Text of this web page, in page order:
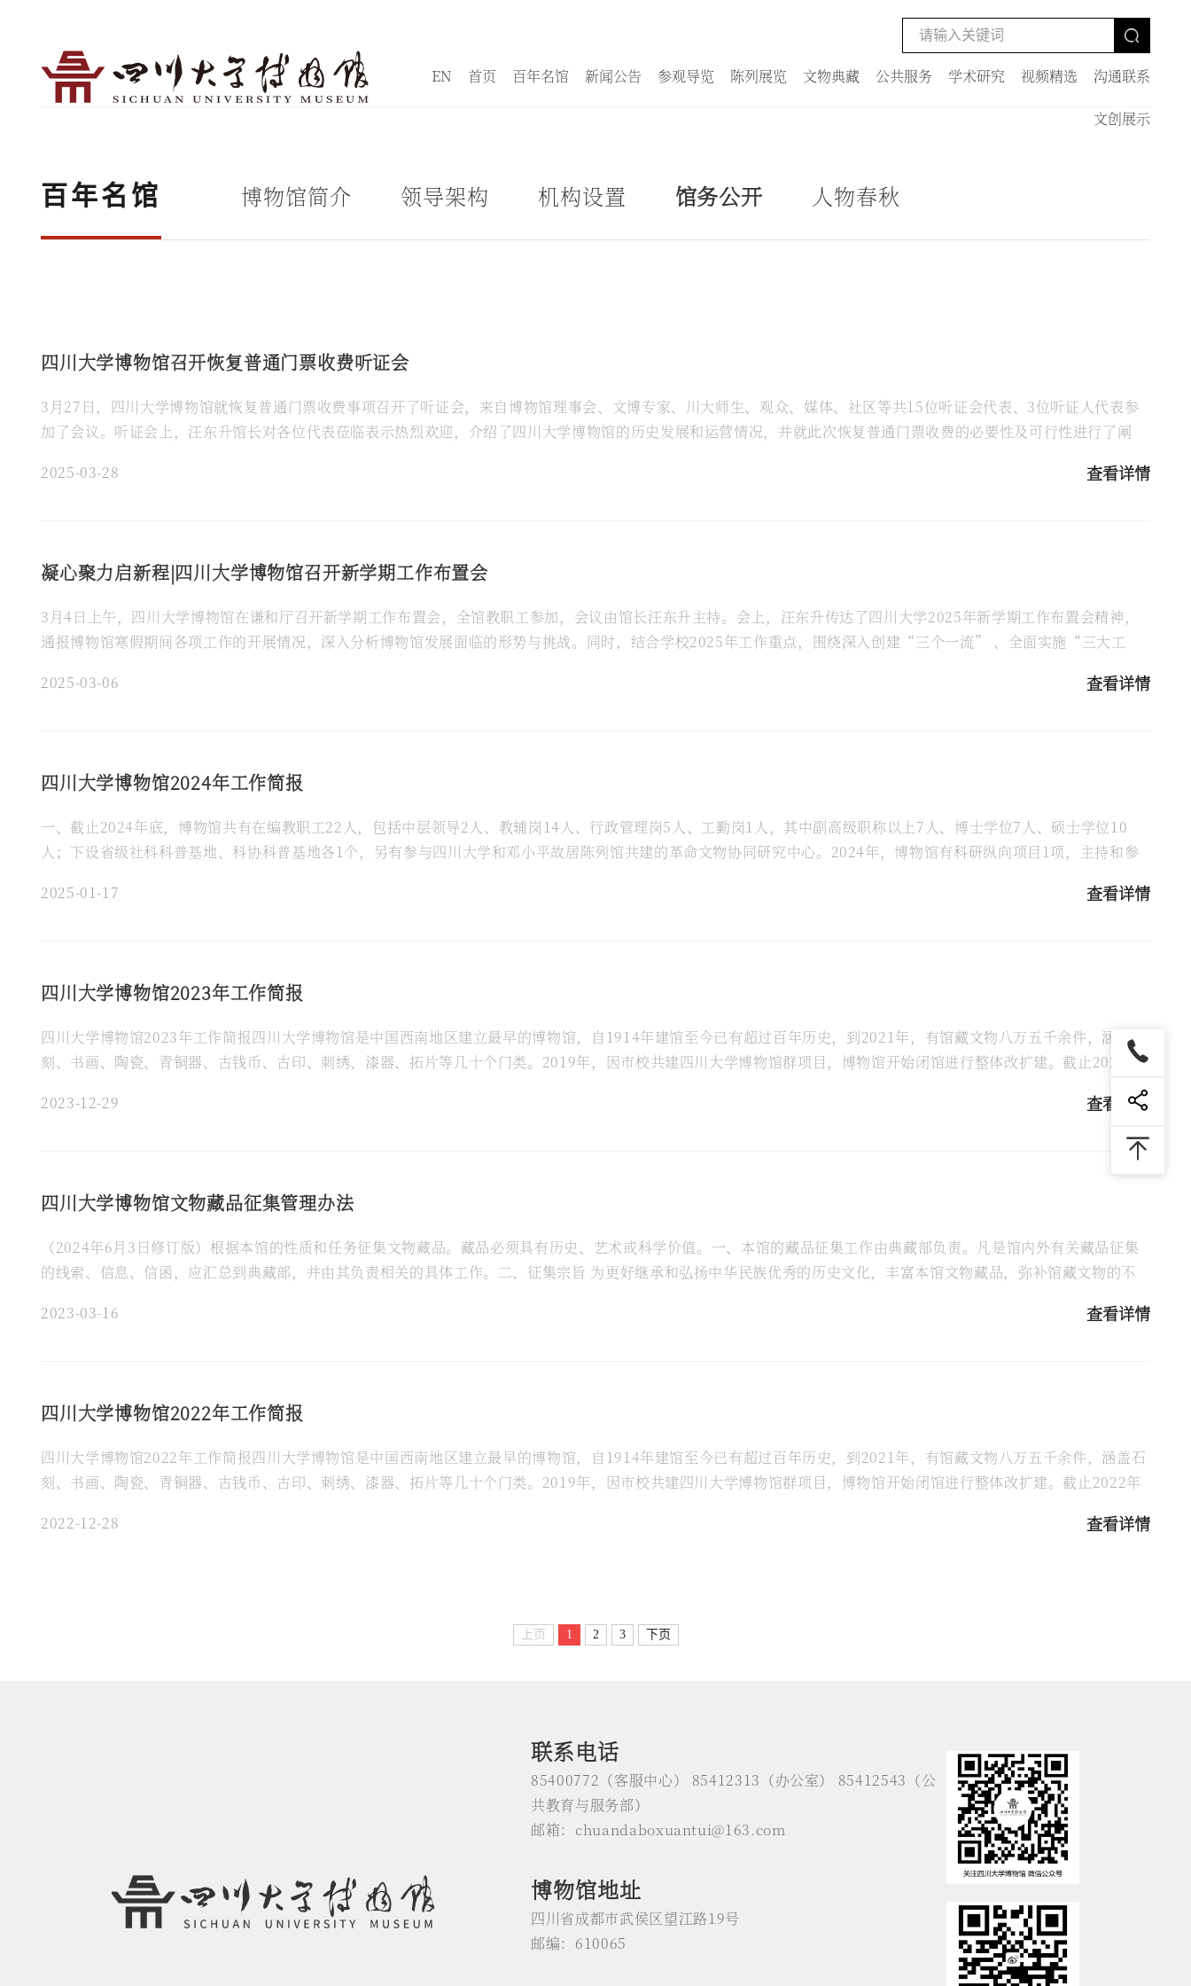
EN 首页 百年名馆 新闻公告 参观导览 陈列展览 文物典藏 公共服务 学术研究 视频精选 沟通联系
文创展示
百年名馆 博物馆简介 领导架构 机构设置 馆务公开 人物春秋
四川大学博物馆召开恢复普通门票收费听证会
3月27日，四川大学博物馆就恢复普通门票收费事项召开了听证会，来自博物馆理事会、文博专家、川大师生、观众、媒体、社区等共15位听证会代表、3位听证人代表参
加了会议。听证会上，汪东升馆长对各位代表莅临表示热烈欢迎，介绍了四川大学博物馆的历史发展和运营情况，并就此次恢复普通门票收费的必要性及可行性进行了阐
2025-03-28 查看详情
凝心聚力启新程|四川大学博物馆召开新学期工作布置会
3月4日上午，四川大学博物馆在谦和厅召开新学期工作布置会，全馆教职工参加，会议由馆长汪东升主持。会上，汪东升传达了四川大学2025年新学期工作布置会精神，
通报博物馆寒假期间各项工作的开展情况，深入分析博物馆发展面临的形势与挑战。同时，结合学校2025年工作重点，围绕深入创建“三个一流” 、全面实施“三大工
2025-03-06 查看详情
四川大学博物馆2024年工作简报
一、截止2024年底，博物馆共有在编教职工22人，包括中层领导2人、教辅岗14人、行政管理岗5人、工勤岗1人，其中副高级职称以上7人、博士学位7人、硕士学位10
人；下设省级社科科普基地、科协科普基地各1个，另有参与四川大学和邓小平故居陈列馆共建的革命文物协同研究中心。2024年，博物馆有科研纵向项目1项，主持和参
2025-01-17 查看详情
四川大学博物馆2023年工作简报
四川大学博物馆2023年工作简报四川大学博物馆是中国西南地区建立最早的博物馆，自1914年建馆至今已有超过百年历史，到2021年，有馆藏文物八万五千余件，涵盖石
刻、书画、陶瓷、青铜器、古钱币、古印、刺绣、漆器、拓片等几十个门类。2019年，因市校共建四川大学博物馆群项目，博物馆开始闭馆进行整体改扩建。截止2023年
2023-12-29 查看详情
四川大学博物馆文物藏品征集管理办法
（2024年6月3日修订版）根据本馆的性质和任务征集文物藏品。藏品必须具有历史、艺术或科学价值。一、本馆的藏品征集工作由典藏部负责。凡是馆内外有关藏品征集
的线索、信息、信函，应汇总到典藏部，并由其负责相关的具体工作。二、征集宗旨 为更好继承和弘扬中华民族优秀的历史文化，丰富本馆文物藏品，弥补馆藏文物的不
2023-03-16 查看详情
四川大学博物馆2022年工作简报
四川大学博物馆2022年工作简报四川大学博物馆是中国西南地区建立最早的博物馆，自1914年建馆至今已有超过百年历史，到2021年，有馆藏文物八万五千余件，涵盖石
刻、书画、陶瓷、青铜器、古钱币、古印、刺绣、漆器、拓片等几十个门类。2019年，因市校共建四川大学博物馆群项目，博物馆开始闭馆进行整体改扩建。截止2022年
2022-12-28 查看详情
上页 1 2 3 下页
联系电话
85400772（客服中心） 85412313（办公室） 85412543（公
共教育与服务部）
邮箱：chuandaboxuantui@163.com
博物馆地址
四川省成都市武侯区望江路19号
邮编：610065